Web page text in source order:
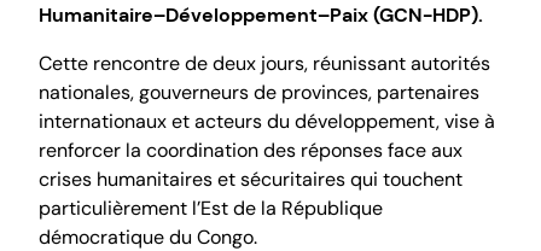
Humanitaire–Développement–Paix (GCN-HDP).
Cette rencontre de deux jours, réunissant autorités
nationales, gouverneurs de provinces, partenaires
internationaux et acteurs du développement, vise à
renforcer la coordination des réponses face aux
crises humanitaires et sécuritaires qui touchent
particulièrement l’Est de la République
démocratique du Congo.